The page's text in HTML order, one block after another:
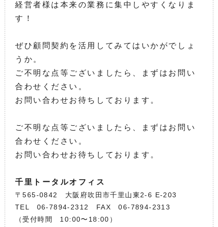
経営者様は本来の業務に集中しやすくなりま
す！
ぜひ顧問契約を活用してみてはいかがでしょ
うか。
ご不明な点等ございましたら、まずはお問い
合わせください。
お問い合わせお待ちしております。
ご不明な点等ございましたら、まずはお問い
合わせください。
お問い合わせお待ちしております。
千里トータルオフィス
〒565-0842 大阪府吹田市千里山東2-6 E-203
TEL 06-7894-2312 FAX 06-7894-2313
（受付時間 10:00〜18:00）